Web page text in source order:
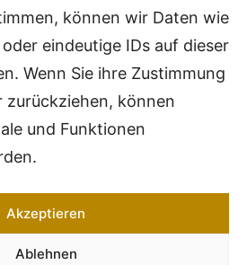
können wir Daten wie
eindeutige IDs auf dieser
Wenn Sie ihre Zustimmung
können
und Funktionen
Akzeptieren
Ablehnen
auch die